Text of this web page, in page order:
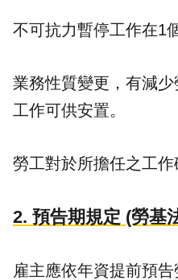
不可抗力暫停工作在1
業務性質變更，有減
工作可供安置。
勞工對於所擔任之工作
2. 預告期規定 (勞基
雇主應依年資提前預告